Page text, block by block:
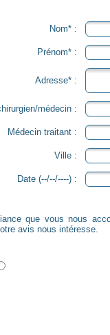
Nom* :
Prénom* :
Adresse* :
médecin :
Médecin traitant :
Ville :
Date (--/--/----) :
choisissant la Clinique Bizet. Soucieux
avis nous intéresse.